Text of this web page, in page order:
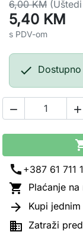
6,00 KM (Uštedi
5,40 KM
s PDV-om
 Dostupno
 
call +387 61 711
 Plaćanje na
 Kupi
 Zatraži